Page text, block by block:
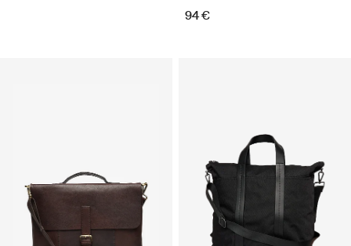
94 €